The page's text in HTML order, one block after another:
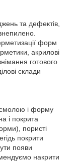
та дефектів,
форм
акрилові
готового
склади
смолою і форму
і покрита
пористі
покрити
появи
накрити